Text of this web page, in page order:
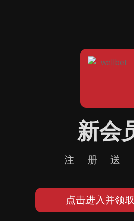
新会
注册
点击进入并领